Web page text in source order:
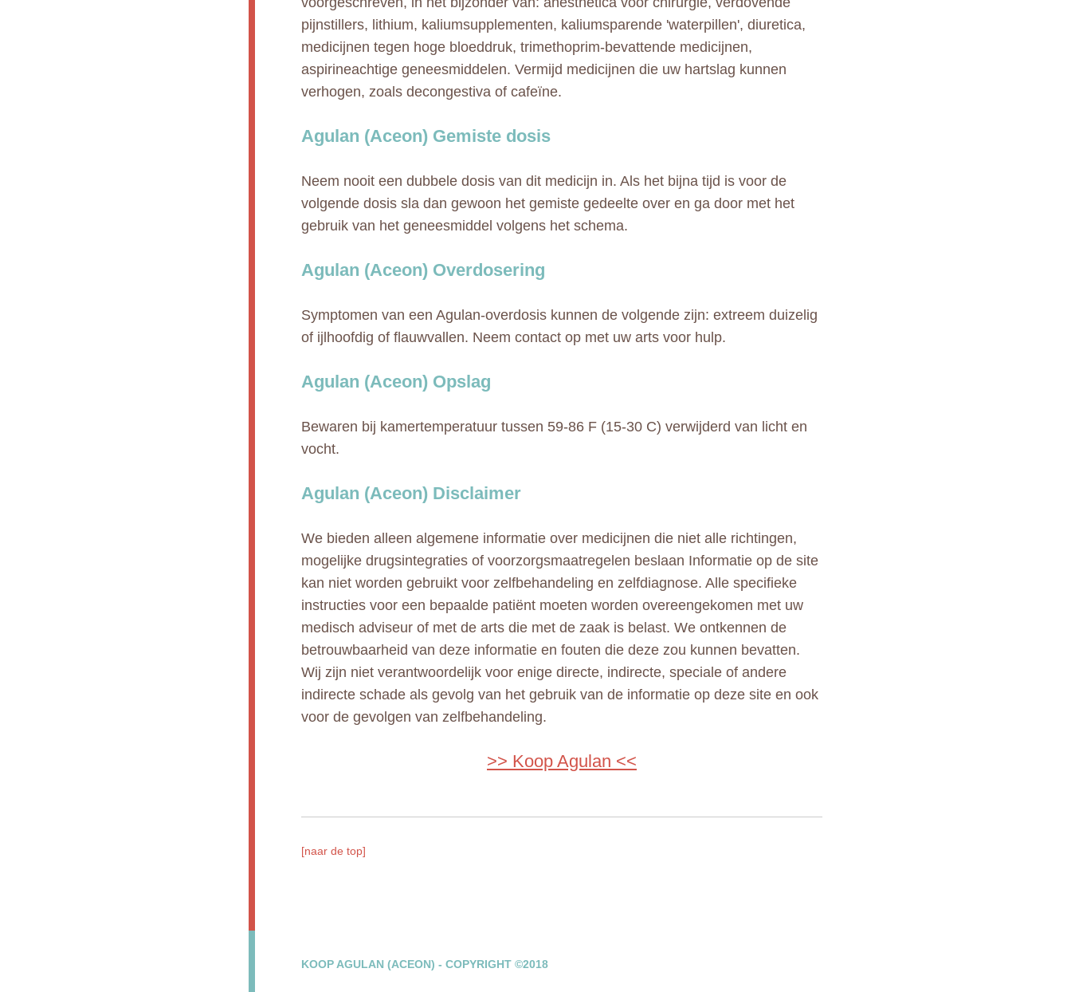
pijnstillers, lithium, kaliumsupplementen, kaliumsparende 'waterpillen', diuretica,
medicijnen tegen hoge bloeddruk, trimethoprim-bevattende medicijnen,
aspirineachtige geneesmiddelen. Vermijd medicijnen die uw hartslag kunnen
verhogen, zoals decongestiva of cafeïne.
Agulan (Aceon) Gemiste dosis
Neem nooit een dubbele dosis van dit medicijn in. Als het bijna tijd is voor de
volgende dosis sla dan gewoon het gemiste gedeelte over en ga door met het
gebruik van het geneesmiddel volgens het schema.
Agulan (Aceon) Overdosering
Symptomen van een Agulan-overdosis kunnen de volgende zijn: extreem duizelig
of ijlhoofdig of flauwvallen. Neem contact op met uw arts voor hulp.
Agulan (Aceon) Opslag
Bewaren bij kamertemperatuur tussen 59-86 F (15-30 C) verwijderd van licht en
vocht.
Agulan (Aceon) Disclaimer
We bieden alleen algemene informatie over medicijnen die niet alle richtingen,
mogelijke drugsintegraties of voorzorgsmaatregelen beslaan Informatie op de site
kan niet worden gebruikt voor zelfbehandeling en zelfdiagnose. Alle specifieke
instructies voor een bepaalde patiënt moeten worden overeengekomen met uw
medisch adviseur of met de arts die met de zaak is belast. We ontkennen de
betrouwbaarheid van deze informatie en fouten die deze zou kunnen bevatten.
Wij zijn niet verantwoordelijk voor enige directe, indirecte, speciale of andere
indirecte schade als gevolg van het gebruik van de informatie op deze site en ook
voor de gevolgen van zelfbehandeling.
>> Koop Agulan <<
[naar de top]
KOOP AGULAN (ACEON) - COPYRIGHT ©2018